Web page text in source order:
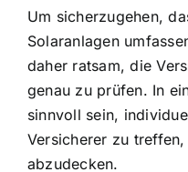
Um sicherzugehen,
Solaranlagen
daher ratsam, die
genau zu prüfen. In
sinnvoll sein,
Versicherer zu
abzudecken.